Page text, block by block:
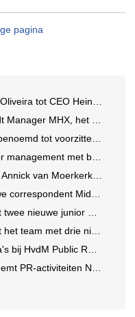
pagina
CEO Heineken nu defintief
branded content label van Mediahuis
Raad van Toezicht Eye Filmmuseum
benoeming Markus Harder tot CFO
als Junior PR-Consultant
Midden-Oosten voor RTL Nieuws
junior pr-adviseurs
met drie nieuwe specialisten
HvdM Public Relations
NIO & firefly over van Mark Heiligers